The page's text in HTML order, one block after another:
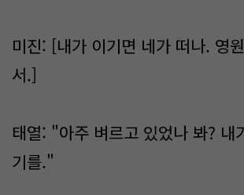
미진: [내가 이기면 네가 떠나. 영
서.]
태열: "아주 벼르고 있었나 봐? 내
기를."